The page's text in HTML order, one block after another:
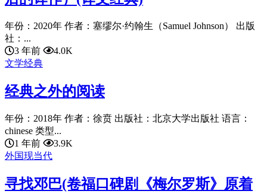
年份：2020年 作者：塞缪尔·约翰生（Samuel Johnson） 出版
社：...
3 年前
4.0K
文学经典
经典之外的阅读
年份：2018年 作者：徐贲 出版社：北京大学出版社 语言：
chinese 类型...
1 年前
3.9K
外国现当代
寻找邓巴(卷福口碑剧《梅尔罗斯》原着